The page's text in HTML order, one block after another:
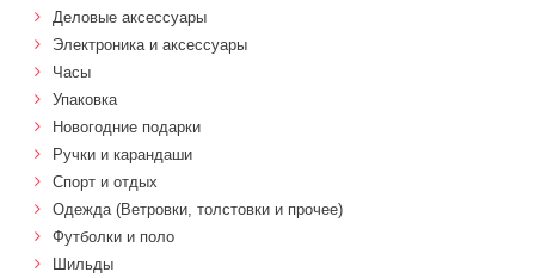
Деловые аксессуары
Электроника и аксессуары
Часы
Упаковка
Новогодние подарки
Ручки и карандаши
Спорт и отдых
Одежда (Ветровки, толстовки и прочее)
Футболки и поло
Шильды